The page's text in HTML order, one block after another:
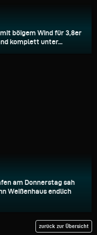
böigem Wind für 3,8er
komplett unter...
am Donnerstag sah
Weißenhaus endlich
zurück zur Übersicht